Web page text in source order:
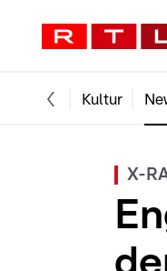
Kultur
X-